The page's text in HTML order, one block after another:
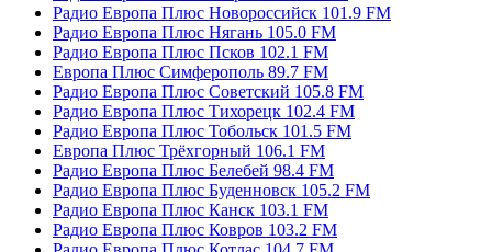
Радио Европа Плюс Новороссийск 101.9 FM
Радио Европа Плюс Нягань 105.0 FM
Радио Европа Плюс Псков 102.1 FM
Европа Плюс Симферополь 89.7 FM
Радио Европа Плюс Советский 105.8 FM
Радио Европа Плюс Тихорецк 102.4 FM
Радио Европа Плюс Тобольск 101.5 FM
Европа Плюс Трёхгорный 106.1 FM
Радио Европа Плюс Белебей 98.4 FM
Радио Европа Плюс Буденновск 105.2 FM
Радио Европа Плюс Канск 103.1 FM
Радио Европа Плюс Ковров 103.2 FM